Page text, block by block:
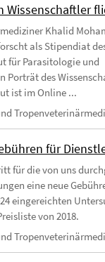
Wissenschaftler
Khalid
als Stipendiat
für Parasitologie und
Porträt des
ist im Online ...
für
für die von uns
eine neue
eingereichten
von 2018.